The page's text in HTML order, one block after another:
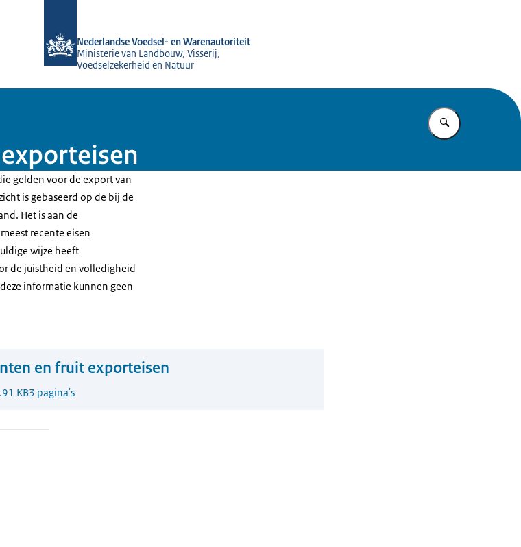
Nederlandse Voedsel- en Warenautoriteit
Ministerie van Landbouw, Visserij,
Voedselzekerheid en Natuur
Vul in wat u
gelden voor de export van
is gebaseerd op de bij de
Het is aan de
recente eisen
wijze heeft
de juistheid en volledigheid
informatie kunnen geen
en fruit exporteisen
KB3 pagina's